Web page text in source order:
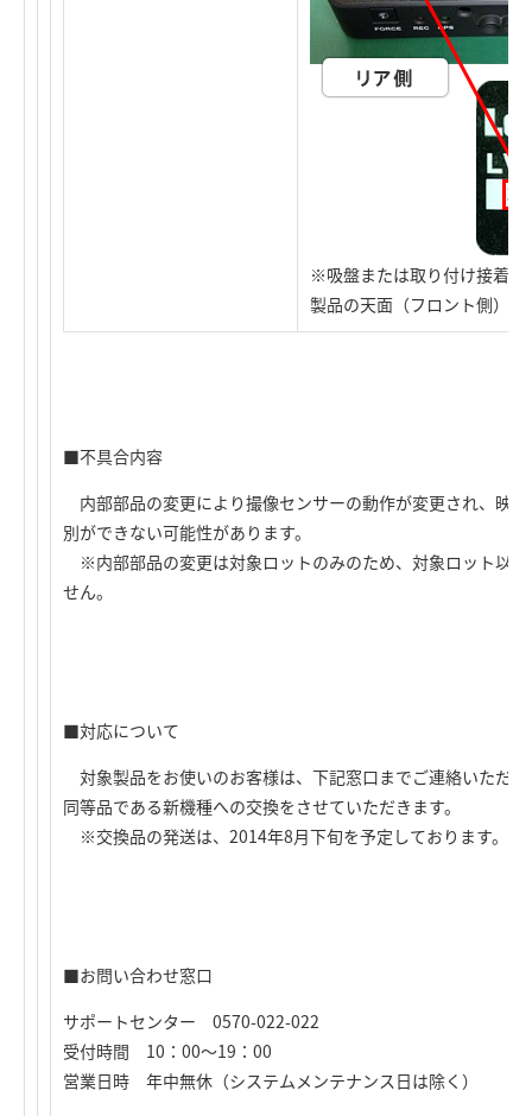
※吸盤または取り付け接着用
製品の天面（フロント側）
■不具合内容
内部部品の変更により撮像センサーの動作が変更され、映
別ができない可能性があります。
※内部部品の変更は対象ロットのみのため、対象ロット以
せん。
■対応について
対象製品をお使いのお客様は、下記窓口までご連絡いただ
同等品である新機種への交換をさせていただきます。
※交換品の発送は、2014年8月下旬を予定しております。
■お問い合わせ窓口
サポートセンター 0570-022-022
受付時間 10：00～19：00
営業日時 年中無休（システムメンテナンス日は除く）